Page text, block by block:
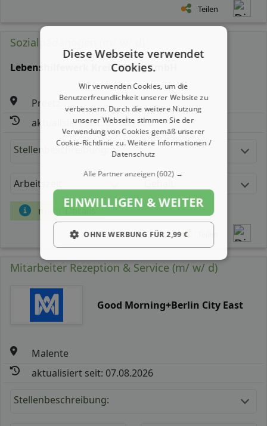
Teilen
Sozialpädagogen (m/ w/ d)
Lebenshilfewerk Kreis Plön gGmbH
Preetz
aktualisiert seit: 07.08.2026
Stellenbeschreibung:
Arbeitszeit
mehr Details
Mitarbeiter Rezeption & Service (m/ w/ d)
Good Morning+Berlin City East
Malente
aktualisiert seit: 07.08.2026
Stellenbeschreibung:
Diese Webseite verwendet
Cookies.
Wir verwenden Cookies, um die
Benutzerfreundlichkeit unserer Website zu
verbessern. Durch die weitere Nutzung
unserer Webseite stimmen Sie der
Verwendung von Cookies gemäß unserer
Cookie-Richtlinie zu.Weitere Informationen /
Datenschutz
Alle Partner anzeigen(602) →
EINWILLIGEN & WEITER
OHNE WERBUNG FÜR 2,99 €